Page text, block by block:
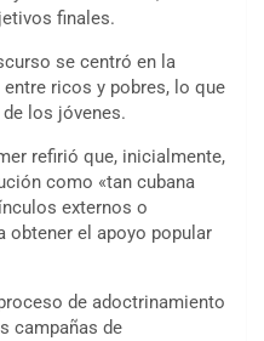
finales.
se centró en la
ricos y pobres, lo que
los jóvenes.
refirió que, inicialmente,
como «tan cubana
externos o
obtener el apoyo popular
de adoctrinamiento
campañas de